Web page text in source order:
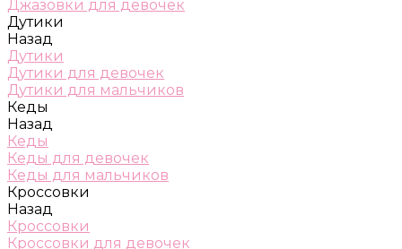
Джазовки для девочек
Дутики
Назад
Дутики
Дутики для девочек
Дутики для мальчиков
Кеды
Назад
Кеды
Кеды для девочек
Кеды для мальчиков
Кроссовки
Назад
Кроссовки
Кроссовки для девочек